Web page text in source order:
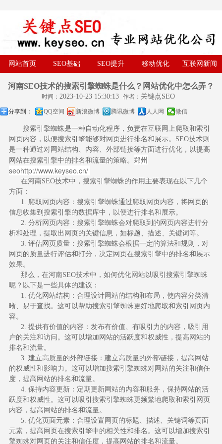
网站首页 SEO基础 SEO提升 移动优化 互联网新闻
河南SEO技术的搜索引擎蜘蛛是什么？网站优化中怎么弄？
时间： 2023-10-23 15:30:13 作者： 关键点SEO
分享到： QQ空间 新浪微博 腾讯微博 人人网 微信
搜索引擎蜘蛛是一种自动化程序，负责在互联网上爬取和索引
网页内容，以便搜索引擎能够对网页进行排名和展示。SEO技术则
是一种通过对网站结构、内容、外部链接等方面进行优化，以提高
网站在搜索引擎中的排名和流量的策略。 郑州
seohttp://www.keyseo.cn/
在河南SEO技术中，搜索引擎蜘蛛的作用主要表现在以下几个
方面：
1. 爬取网页内容：搜索引擎蜘蛛通过爬取网页内容，将网页的
信息收集到搜索引擎的数据库中，以便进行排名和展示。
2. 分析网页内容：搜索引擎蜘蛛会对爬取到的网页内容进行分
析和处理，提取出网页的关键信息，如标题、描述、关键词等。
3. 评估网页质量：搜索引擎蜘蛛会根据一定的算法和规则，对
网页的质量进行评估和打分，决定网页在搜索引擎中的排名和展示
效果。
那么，在河南SEO技术中，如何优化网站以吸引搜索引擎蜘蛛
呢？以下是一些具体的建议：
1. 优化网站结构：合理设计网站的结构和布局，使内容分类清
晰、易于查找。这可以帮助搜索引擎蜘蛛更好地爬取和索引网页内
容。
2. 提供有价值的内容：发布有价值、有吸引力的内容，吸引用
户的关注和访问。这可以增加网站的活跃度和权威性，提高网站的
排名和流量。
3. 建立高质量的外部链接：建立高质量的外部链接，提高网站
的权威性和影响力。这可以增加搜索引擎蜘蛛对网站的关注和信任
度，提高网站的排名和流量。
4. 保持内容更新：定期更新网站的内容和服务，保持网站的活
跃度和权威性。这可以吸引搜索引擎蜘蛛更频繁地爬取和索引网页
内容，提高网站的排名和流量。
5. 优化页面元素：合理设置网页的标题、描述、关键词等页面
元素，提高网页在搜索引擎中的相关性和排名。这可以增加搜索引
擎蜘蛛对网页的关注和信任度，提高网站的排名和流量。